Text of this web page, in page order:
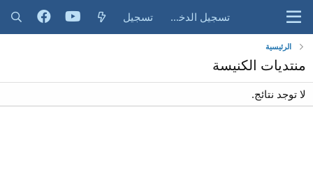
تسجيل الدخول تسجيل
الرئيسية
منتديات الكنيسة
لا توجد نتائج.